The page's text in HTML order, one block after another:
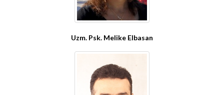
Uzm. Psk. Melike Elbasan